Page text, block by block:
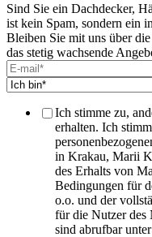
Sind Sie ein Dachdecker,
ist kein Spam, sondern ein
Bleiben Sie mit uns über
das stetig wachsende
Ich stimme zu,
erhalten. Ich
in Krakau, Marii
des Erhalts von
Bedingungen für
o.o. und der
für die Nutzer des
sind abrufbar